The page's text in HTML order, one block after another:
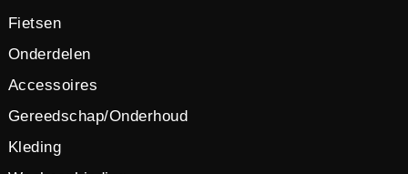
Fietsen
Onderdelen
Accessoires
Gereedschap/Onderhoud
Kleding